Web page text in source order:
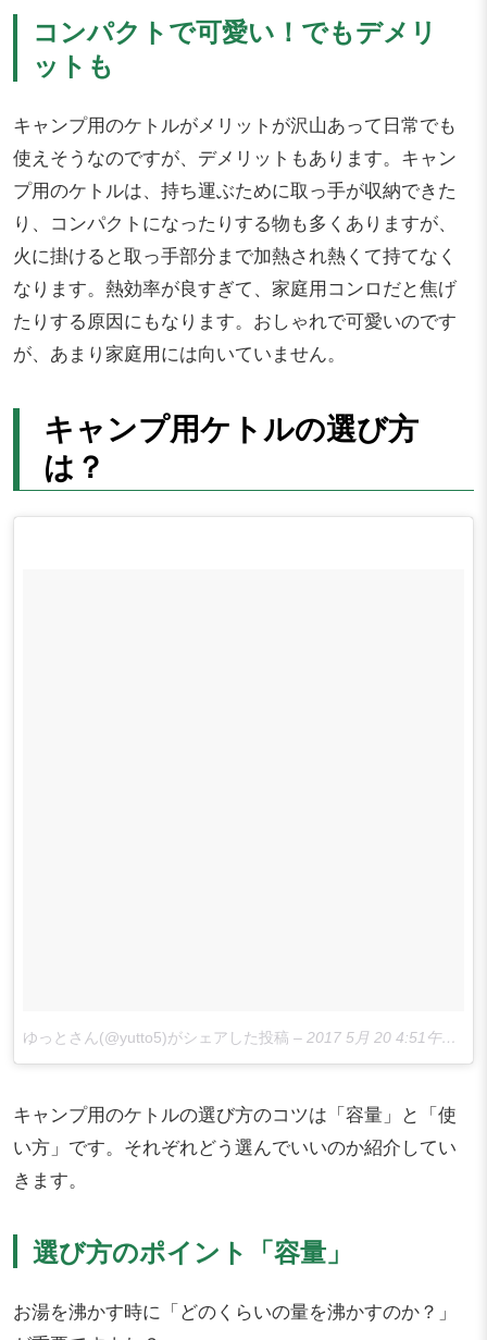
コンパクトで可愛い！でもデメリ
ットも
キャンプ用のケトルがメリットが沢山あって日常でも
使えそうなのですが、デメリットもあります。キャン
プ用のケトルは、持ち運ぶために取っ手が収納できた
り、コンパクトになったりする物も多くありますが、
火に掛けると取っ手部分まで加熱され熱くて持てなく
なります。熱効率が良すぎて、家庭用コンロだと焦げ
たりする原因にもなります。おしゃれで可愛いのです
が、あまり家庭用には向いていません。
キャンプ用ケトルの選び方
は？
ゆっとさん(@yutto5)がシェアした投稿 – 2017 5月 20 4:51午前 PDT
キャンプ用のケトルの選び方のコツは「容量」と「使
い方」です。それぞれどう選んでいいのか紹介してい
きます。
選び方のポイント「容量」
お湯を沸かす時に「どのくらいの量を沸かすのか？」